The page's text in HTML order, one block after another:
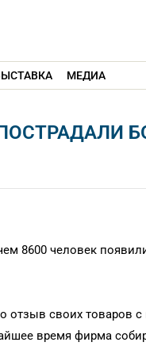
МЕДИА
8600 человек
отзыв своих товаров
время фирма